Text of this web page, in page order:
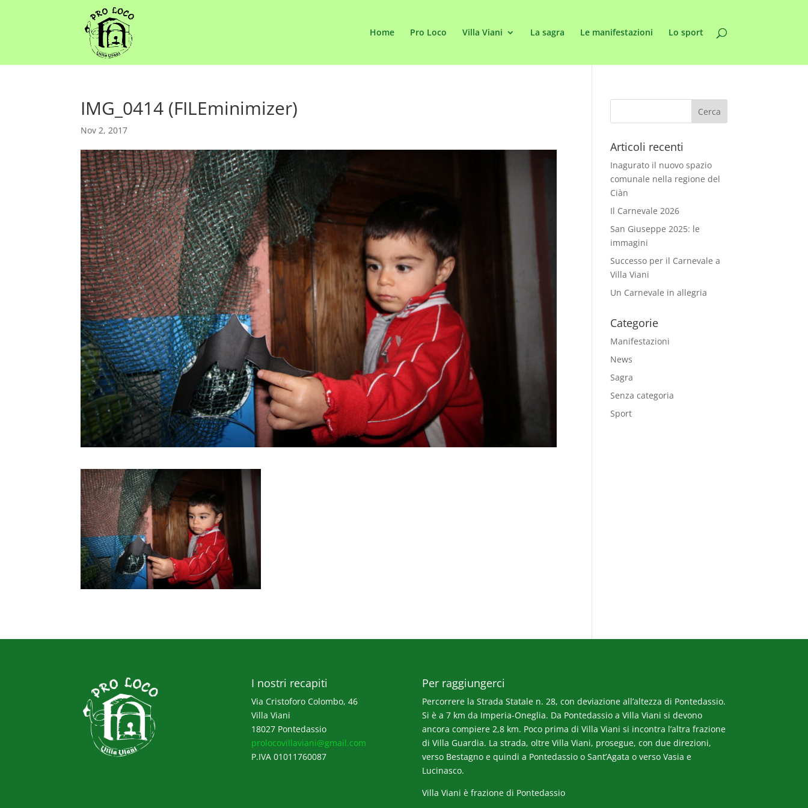
Home Pro Loco Villa Viani La sagra Le manifestazioni Lo sport
IMG_0414 (FILEminimizer)
Nov 2, 2017
Articoli recenti
Inagurato il nuovo spazio
comunale nella regione del
Ciàn
Il Carnevale 2026
San Giuseppe 2025: le
immagini
Successo per il Carnevale a
Villa Viani
Un Carnevale in allegria
Categorie
Manifestazioni
News
Sagra
Senza categoria
Sport
I nostri recapiti
Via Cristoforo Colombo, 46
Villa Viani
18027 Pontedassio
prolocovillaviani@gmail.com
P.IVA 01011760087
Per raggiungerci
Percorrere la Strada Statale n. 28, con deviazione all’altezza di Pontedassio.
Si è a 7 km da Imperia-Oneglia. Da Pontedassio a Villa Viani si devono
ancora compiere 2,8 km. Poco prima di Villa Viani si incontra l’altra frazione
di Villa Guardia. La strada, oltre Villa Viani, prosegue, con due direzioni,
verso Bestagno e quindi a Pontedassio o Sant’Agata o verso Vasia e
Lucinasco.
Villa Viani è frazione di Pontedassio